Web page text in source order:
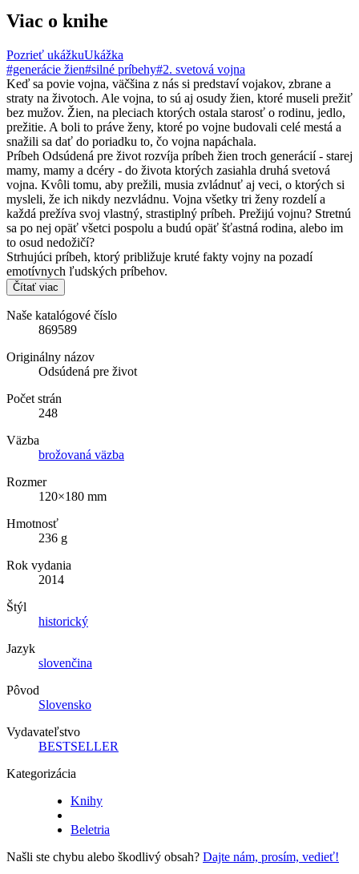
Viac o knihe
Pozrieť ukážkuUkážka
#generácie žien#silné príbehy#2. svetová vojna
Keď sa povie vojna, väčšina z nás si predstaví vojakov, zbrane a
straty na životoch. Ale vojna, to sú aj osudy žien, ktoré museli prežiť
bez mužov. Žien, na pleciach ktorých ostala starosť o rodinu, jedlo,
prežitie. A boli to práve ženy, ktoré po vojne budovali celé mestá a
snažili sa dať do poriadku to, čo vojna napáchala.
Príbeh Odsúdená pre život rozvíja príbeh žien troch generácií - starej
mamy, mamy a dcéry - do života ktorých zasiahla druhá svetová
vojna. Kvôli tomu, aby prežili, musia zvládnuť aj veci, o ktorých si
mysleli, že ich nikdy nezvládnu. Vojna všetky tri ženy rozdelí a
každá prežíva svoj vlastný, strastiplný príbeh. Prežijú vojnu? Stretnú
sa po nej opäť všetci pospolu a budú opäť šťastná rodina, alebo im
to osud nedožičí?
Strhujúci príbeh, ktorý približuje kruté fakty vojny na pozadí
emotívnych ľudských príbehov.
Čítať viac
Naše katalógové číslo
869589
Originálny názov
Odsúdená pre život
Počet strán
248
Väzba
brožovaná väzba
Rozmer
120×180 mm
Hmotnosť
236 g
Rok vydania
2014
Štýl
historický
Jazyk
slovenčina
Pôvod
Slovensko
Vydavateľstvo
BESTSELLER
Kategorizácia
Knihy
Beletria
Našli ste chybu alebo škodlivý obsah? Dajte nám, prosím, vedieť!